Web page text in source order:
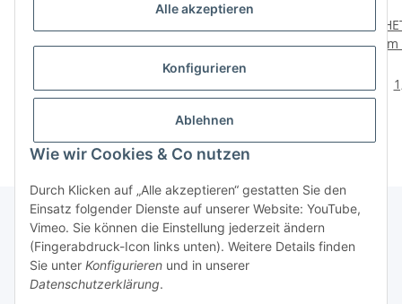
Alle akzeptieren
Konfigurieren
Ablehnen
Wie wir Cookies & Co nutzen
Durch Klicken auf „Alle akzeptieren“ gestatten Sie den
Einsatz folgender Dienste auf unserer Website: YouTube,
Vimeo. Sie können die Einstellung jederzeit ändern
(Fingerabdruck-Icon links unten). Weitere Details finden
Sie unter Konfigurieren und in unserer
Datenschutzerklärung.
Kunststoff, weiß, 40 mm,
40 x 29 mm, Kunststoff,
schwarz
3,49 €
zum
Über uns